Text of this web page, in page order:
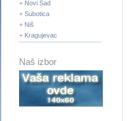
+ Novi Sad
+ Subotica
+ Niš
+ Kragujevac
Naš izbor